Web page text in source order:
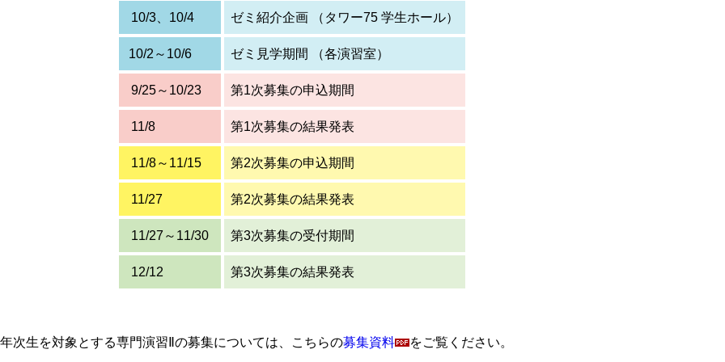
10/3、10/4 ゼミ紹介企画 （タワー75 学生ホール）
10/2～10/6 ゼミ見学期間 （各演習室）
9/25～10/23 第1次募集の申込期間
11/8 第1次募集の結果発表
11/8～11/15 第2次募集の申込期間
11/27 第2次募集の結果発表
11/27～11/30 第3次募集の受付期間
12/12 第3次募集の結果発表
次生を対象とする専門演習Ⅱの募集については、こちらの募集資料 をご覧ください。